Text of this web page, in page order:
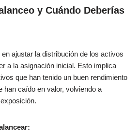
y Cuándo Deberías
ajustar la distribución de los activos
a la asignación inicial. Esto implica
que han tenido un buen rendimiento
han caído en valor, volviendo a